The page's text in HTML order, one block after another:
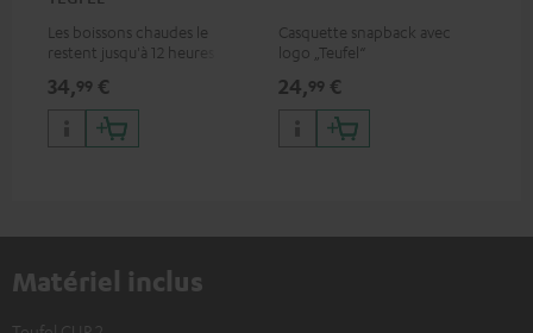
Les boissons chaudes le
restent jusqu'à 12 heures
froides le restent jusqu'à 24
heures
34,99 €
Casquette snapback avec
logo „Teufel“
24,99 €
Matériel inclus